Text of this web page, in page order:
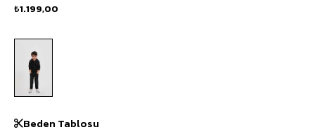
₺1.199,00
Beden Tablosu